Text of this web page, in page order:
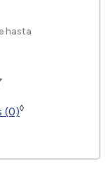
hasta
(0)◊